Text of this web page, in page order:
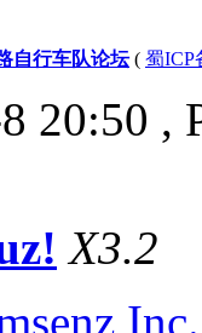
自行车队论坛( 蜀ICP
20:50 ,
X3.2
Inc.